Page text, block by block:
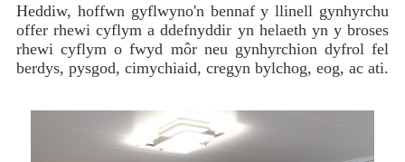
Heddiw, hoffwn gyflwyno'n bennaf y llinell gynhyrchu
offer rhewi cyflym a ddefnyddir yn helaeth yn y broses
rhewi cyflym o fwyd môr neu gynhyrchion dyfrol fel
berdys, pysgod, cimychiaid, cregyn bylchog, eog, ac ati.